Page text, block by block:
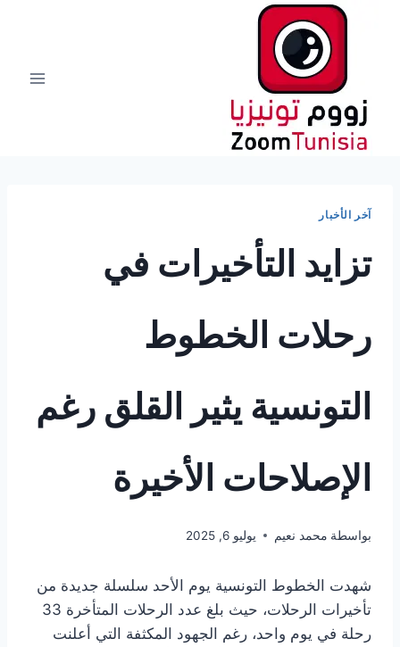
آخر الأخبار
تزايد التأخيرات في
رحلات الخطوط
التونسية يثير القلق رغم
الإصلاحات الأخيرة
بواسطة محمد نعيم يوليو 6, 2025
شهدت الخطوط التونسية يوم الأحد سلسلة جديدة من
تأخيرات الرحلات، حيث بلغ عدد الرحلات المتأخرة 33
رحلة في يوم واحد، رغم الجهود المكثفة التي أعلنت